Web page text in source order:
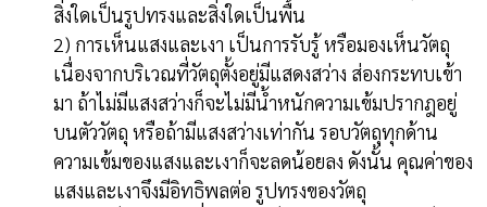
สิ่งใดเป็นรูปทรงและสิ่งใดเป็นพื้น
2) การเห็นแสงและเงา เป็นการรับรู้ หรือมองเห็นวัตถุ
เนื่องจากบริเวณที่วัตถุตั้งอยู่มีแสดงสว่าง ส่องกระทบเข้า
มา ถ้าไม่มีแสงสว่างก็จะไม่มีน้ำหนักความเข้มปรากฎอยู่
บนตัววัตถุ หรือถ้ามีแสงสว่างเท่ากัน รอบวัตถุทุกด้าน
ความเข้มของแสงและเงาก็จะลดน้อยลง ดังนั้น คุณค่าของ
แสงและเงาจึงมีอิทธิพลต่อ รูปทรงของวัตถุ